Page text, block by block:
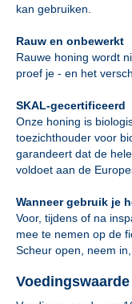
kan gebruiken.
Rauw en onbewerkt
Rauwe honing wordt
proef je - en het
SKAL-gecertificeerd
Onze honing is
toezichthouder voor
garandeert dat de
voldoet aan de
Wanneer gebruik je
Voor, tijdens of na
mee te nemen op de
Scheur open, neem in,